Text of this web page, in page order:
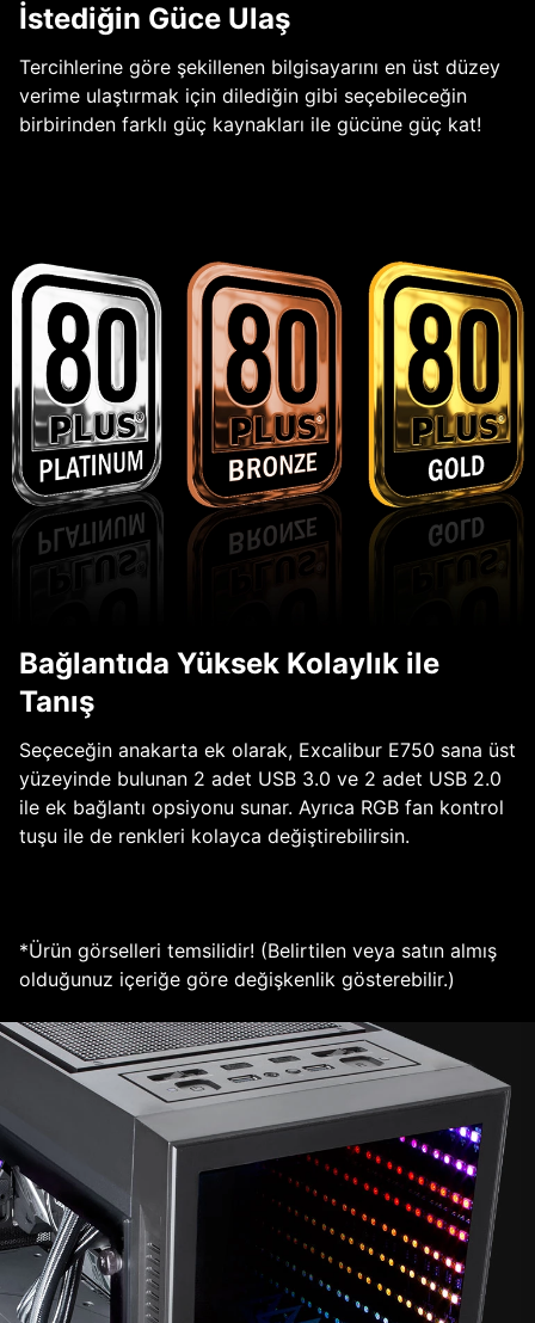
İstediğin Güce Ulaş
Tercihlerine göre şekillenen bilgisayarını en üst düzey
verime ulaştırmak için dilediğin gibi seçebileceğin
birbirinden farklı güç kaynakları ile gücüne güç kat!
Bağlantıda Yüksek Kolaylık ile
Tanış
Seçeceğin anakarta ek olarak, Excalibur E750 sana üst
yüzeyinde bulunan 2 adet USB 3.0 ve 2 adet USB 2.0
ile ek bağlantı opsiyonu sunar. Ayrıca RGB fan kontrol
tuşu ile de renkleri kolayca değiştirebilirsin.
*Ürün görselleri temsilidir! (Belirtilen veya satın almış
olduğunuz içeriğe göre değişkenlik gösterebilir.)